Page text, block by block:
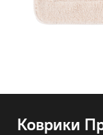
Коврики